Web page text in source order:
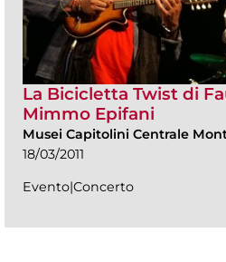
La Bicicletta Twist di
Mimmo Epifani
Musei Capitolini Centrale
18/03/2011
Evento|Concerto